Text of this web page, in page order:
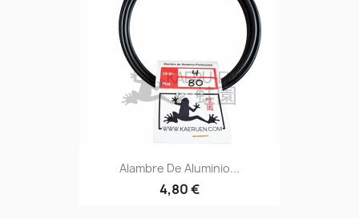
Alambre De Aluminio...
4,80 €